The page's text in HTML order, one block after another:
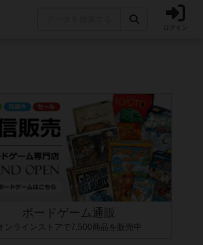
ログイン
ボードゲーム通販
オンラインストアで7,500商品を販売中